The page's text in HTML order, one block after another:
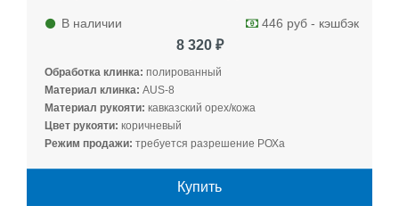
В наличии 446 руб - кэшбэк
8 320 ₽
Обработка клинка: полированный
Материал клинка: AUS-8
Материал рукояти: кавказский орех/кожа
Цвет рукояти: коричневый
Режим продажи: требуется разрешение РОХа
Купить